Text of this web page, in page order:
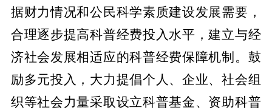
据财力情况和公民科学素质建设发展需要，
合理逐步提高科普经费投入水平，建立与经
济社会发展相适应的科普经费保障机制。鼓
励多元投入，大力提倡个人、企业、社会组
织等社会力量采取设立科普基金、资助科普